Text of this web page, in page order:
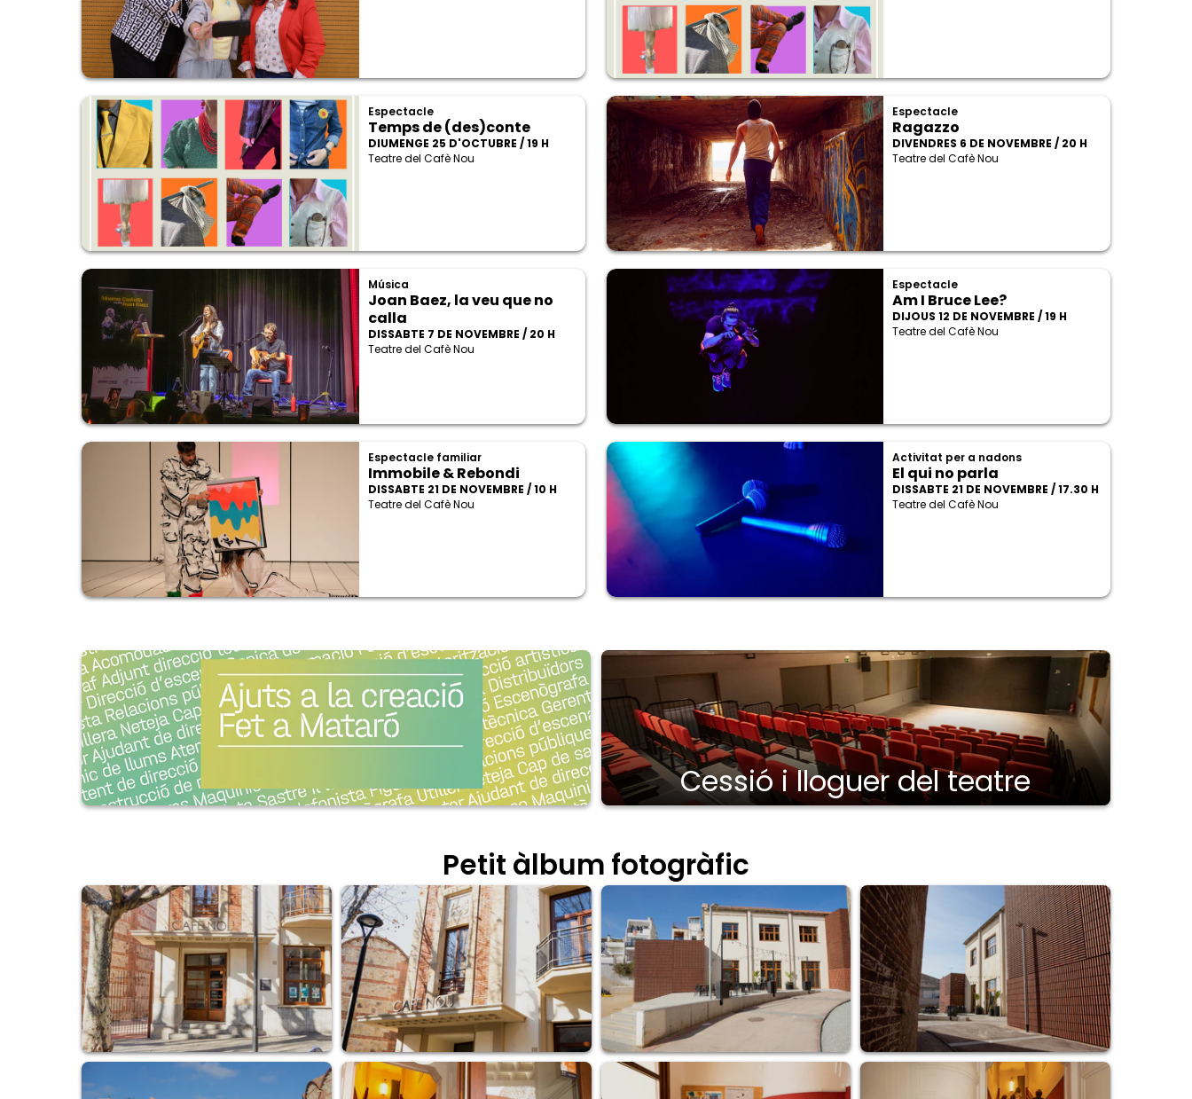
Espectacle
Temps de (des)conte
DIUMENGE 25 D'OCTUBRE / 19 H
Teatre del Cafè Nou
Espectacle
Ragazzo
DIVENDRES 6 DE NOVEMBRE / 20 H
Teatre del Cafè Nou
Música
Joan Baez, la veu que no
calla
DISSABTE 7 DE NOVEMBRE / 20 H
Teatre del Cafè Nou
Espectacle
Am I Bruce Lee?
DIJOUS 12 DE NOVEMBRE / 19 H
Teatre del Cafè Nou
Espectacle familiar
Immobile & Rebondi
DISSABTE 21 DE NOVEMBRE / 10 H
Teatre del Cafè Nou
Activitat per a nadons
El qui no parla
DISSABTE 21 DE NOVEMBRE / 17.30 H
Teatre del Cafè Nou
Cessió i lloguer del teatre
Petit àlbum fotogràfic